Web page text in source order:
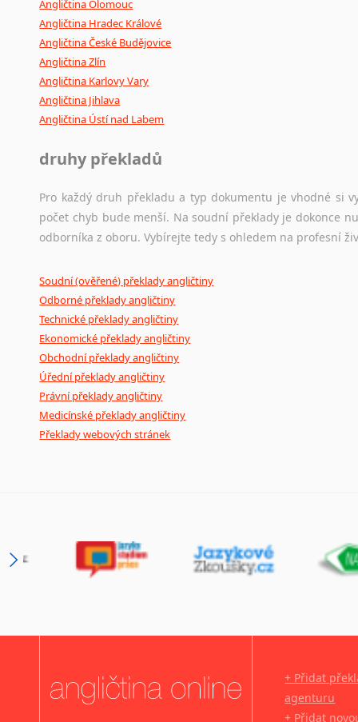
Angličtina Olomouc
Angličtina Hradec Králové
Angličtina České Budějovice
Angličtina Zlín
Angličtina Karlovy Vary
Angličtina Jihlava
Angličtina Ústí nad Labem
druhy překladů
Pro každý druh překladu a typ dokumentu je vhodné si
počet chyb bude menší. Na soudní překlady je dokonce
odborníka z oboru. Vybírejte tedy s ohledem na profesní
Soudní (ověřené) překlady angličtiny
Odborné překlady angličtiny
Technické překlady angličtiny
Ekonomické překlady angličtiny
Obchodní překlady angličtiny
Úřední překlady angličtiny
Právní překlady angličtiny
Medicínské překlady angličtiny
Překlady webových stránek
+ Přidat
agenturu
+ Přidat